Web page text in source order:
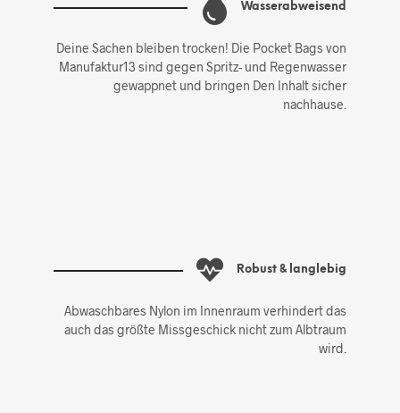
Wasserabweisend
Deine Sachen bleiben trocken! Die Pocket Bags von
Manufaktur13 sind gegen Spritz- und Regenwasser
gewappnet und bringen Den Inhalt sicher
nachhause.
Robust & langlebig
Abwaschbares Nylon im Innenraum verhindert das
auch das größte Missgeschick nicht zum Albtraum
wird.